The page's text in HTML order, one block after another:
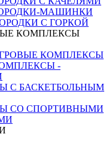
МАШИНКИ
С ГОРКОЙ
КОМПЛЕКСЫ
КОМПЛЕКСЫ
-
С БАСКЕТБОЛЬНЫМ
СО СПОРТИВНЫМИ